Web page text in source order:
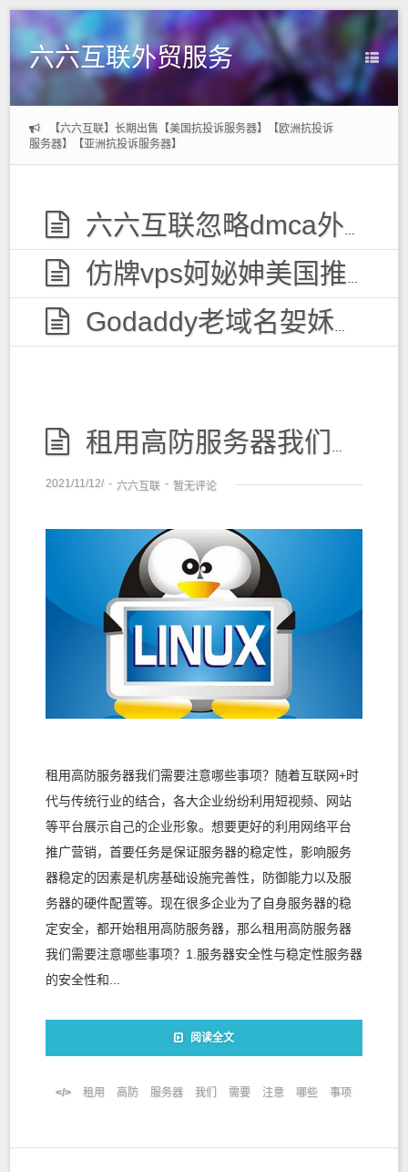
六六互联外贸服务
【六六互联】长期出售【美国抗投诉服务器】【欧洲抗投诉
服务器】【亚洲抗投诉服务器】
六六互联忽略dmca外贸服务器，无视投诉
仿牌vps妸妼妽美国推荐空间主机,防投诉国外欧洲荷兰仿牌服务器外贸抗投诉vps主机空间
Godaddy老域名妿姀姁购买,老域名交易出售,已备案域名,百度权重高pr域名,百度搜狗收录域名
租用高防服务器我们需要注意哪些事项？
2021/11/12/ - 六六互联 - 暂无评论
租用高防服务器我们需要注意哪些事项？随着互联网+时
代与传统行业的结合，各大企业纷纷利用短视频、网站
等平台展示自己的企业形象。想要更好的利用网络平台
推广营销，首要任务是保证服务器的稳定性，影响服务
器稳定的因素是机房基础设施完善性，防御能力以及服
务器的硬件配置等。现在很多企业为了自身服务器的稳
定安全，都开始租用高防服务器，那么租用高防服务器
我们需要注意哪些事项？1.服务器安全性与稳定性服务器
的安全性和...
阅读全文
租用 高防 服务器 我们 需要 注意 哪些 事项